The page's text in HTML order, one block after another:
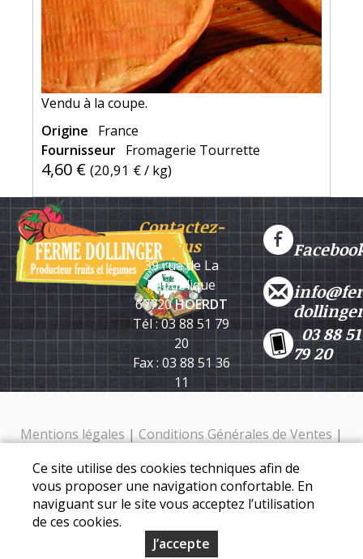
Vendu à la coupe.
Origine
France
Fournisseur Fromagerie Tourrette
4,60 € (20,91 €/ kg)
Contactez-
nous
39 rue de La
République
67720HOERDT
Tél : 03 88 51 79
20
Fax : 03 88 51 36
11
03 88 51
79 20
Mentions légales | Conditions Générales de Ventes |
Ferme Dollinger - 39 rue de la république - 67720 Hoerdt -
Tél. : 03 88 51 79 20
© Copyright 2026 - Ferme Dollinger - Tous droits réservés -
Ce site utilise des cookies techniques afin de
vous proposer une navigation confortable. En
naviguant sur le site vous acceptez l’utilisation
de ces cookies.
J’accepte